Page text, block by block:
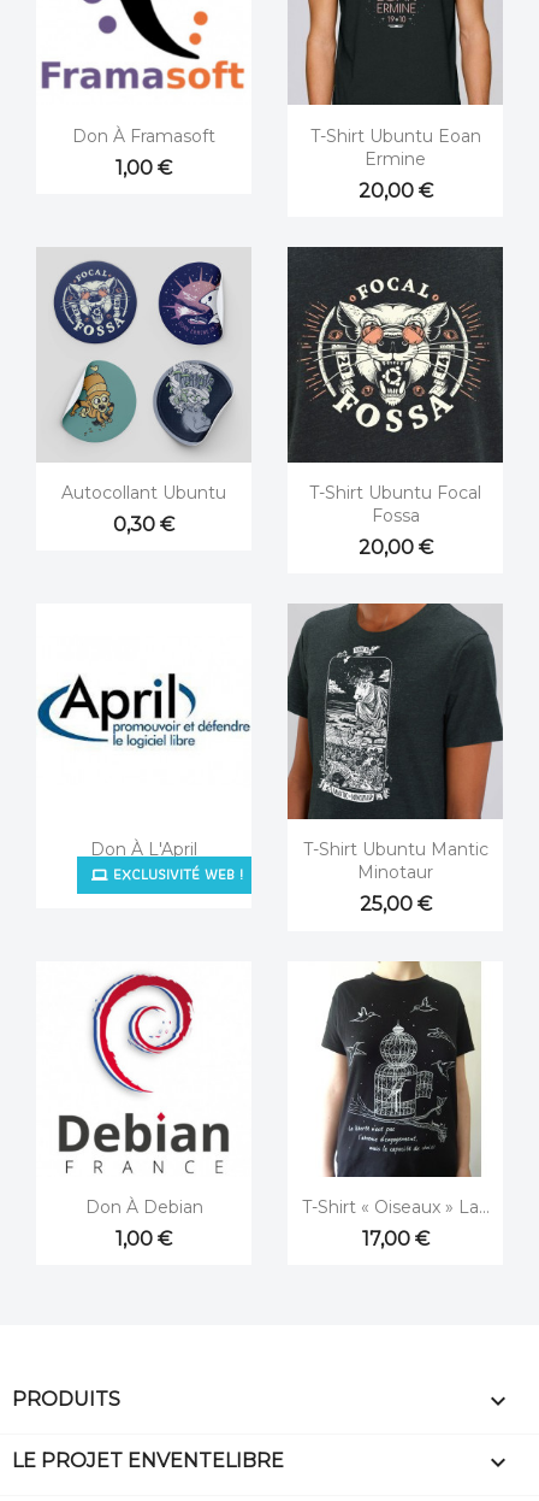
Aperçu rapide
Don À Framasoft
1,00 €
Aperçu rapide
T-Shirt Ubuntu Eoan
Ermine
20,00 €
Aperçu rapide
Autocollant Ubuntu
0,30 €
Aperçu rapide
T-Shirt Ubuntu Focal
Fossa
20,00 €
Aperçu rapide
Don À L'April
1,00 €
EXCLUSIVITÉ WEB !
Aperçu rapide
T-Shirt Ubuntu Mantic
Minotaur
25,00 €
Aperçu rapide
Don À Debian
1,00 €
Aperçu rapide
T-Shirt « Oiseaux » La...
17,00 €
PRODUITS 
LE PROJET ENVENTELIBRE 